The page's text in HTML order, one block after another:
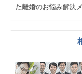
た離婚のお悩み解決